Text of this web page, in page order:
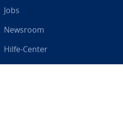
Jobs
Newsroom
Hilfe-Center